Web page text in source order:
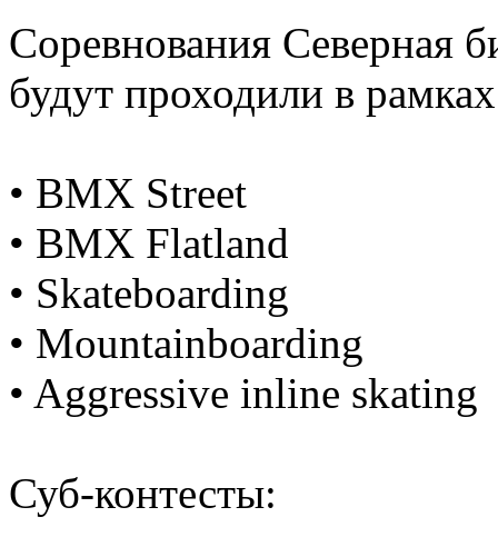
Соревнования Северная
будут проходили в
• BMX Street
• BMX Flatland
• Skateboarding
• Mountainboarding
• Aggressive inline skating
Суб-контесты: